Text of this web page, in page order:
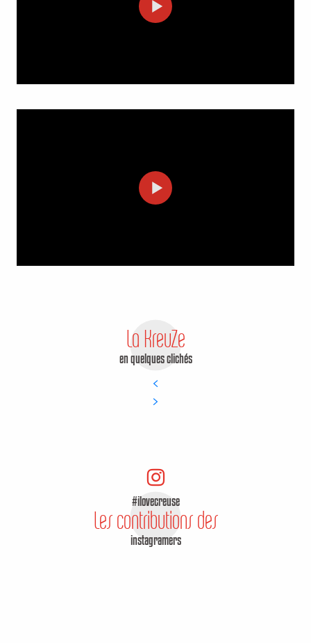
La KreuZe
en quelques clichés
#ilovecreuse
Les contributions des
instagramers